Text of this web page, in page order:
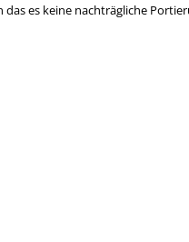
das es keine nachträgliche